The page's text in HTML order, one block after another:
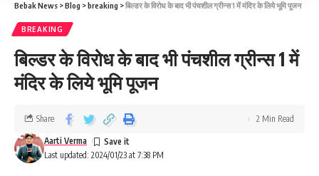
Bebak News >Blog >breaking >बिल्डर के विरोध के बाद भी पंचशील ग्रीन्स 1 में मंदिर के लिये भूमि पूजन
BREAKING
बिल्डर के विरोध के बाद भी पंचशील ग्रीन्स 1 में
मंदिर के लिये भूमि पूजन
Last updated: 2024/01/23 at 7:38 PM
Aarti Verma
Share 2 Min Read